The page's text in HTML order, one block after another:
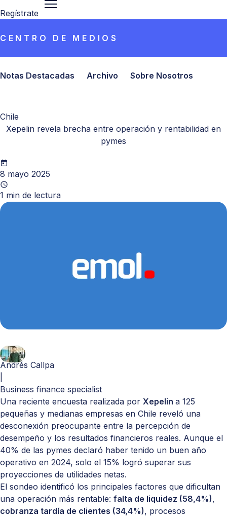
Regístrate
CENTRO DE MEDIOS
Notas Destacadas Archivo Sobre Nosotros
Chile
Xepelin revela brecha entre operación y rentabilidad en
pymes
8 mayo 2025
1 min de lectura
Andrés Callpa
Business finance specialist
Una reciente encuesta realizada por Xepelin a 125
pequeñas y medianas empresas en Chile reveló una
desconexión preocupante entre la percepción de
desempeño y los resultados financieros reales. Aunque el
40% de las pymes declaró haber tenido un buen año
operativo en 2024, solo el 15% logró superar sus
proyecciones de utilidades netas.
El sondeo identificó los principales factores que dificultan
una operación más rentable: falta de liquidez (58,4%),
cobranza tardía de clientes (34,4%), procesos